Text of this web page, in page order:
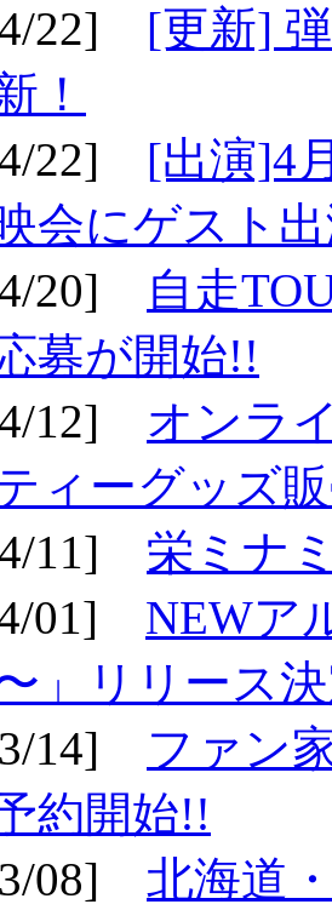
22] [更新]
！
22] [出演]4
会にゲスト
20]
自走
募が開始!!
12] オンラ
ィーグッズ
11] 栄ミナ
01] NEWア
」リリース
14] ファン
約開始!!
08] 北海道